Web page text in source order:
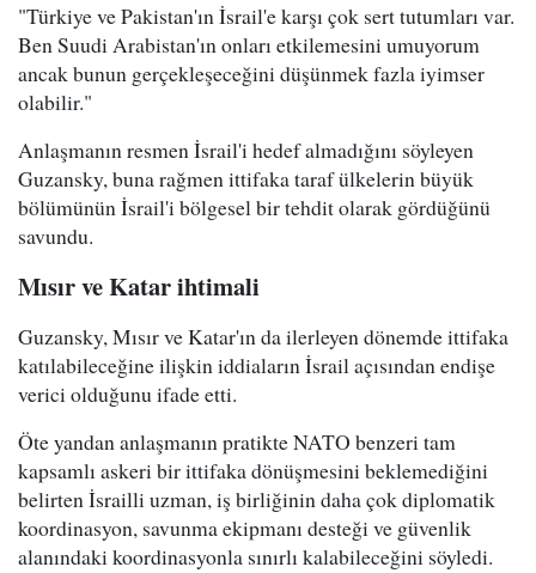
"Türkiye ve Pakistan'ın İsrail'e karşı çok sert tutumları var.
Ben Suudi Arabistan'ın onları etkilemesini umuyorum
ancak bunun gerçekleşeceğini düşünmek fazla iyimser
olabilir."
Anlaşmanın resmen İsrail'i hedef almadığını söyleyen
Guzansky, buna rağmen ittifaka taraf ülkelerin büyük
bölümünün İsrail'i bölgesel bir tehdit olarak gördüğünü
savundu.
Mısır ve Katar ihtimali
Guzansky, Mısır ve Katar'ın da ilerleyen dönemde ittifaka
katılabileceğine ilişkin iddiaların İsrail açısından endişe
verici olduğunu ifade etti.
Öte yandan anlaşmanın pratikte NATO benzeri tam
kapsamlı askeri bir ittifaka dönüşmesini beklemediğini
belirten İsrailli uzman, iş birliğinin daha çok diplomatik
koordinasyon, savunma ekipmanı desteği ve güvenlik
alanındaki koordinasyonla sınırlı kalabileceğini söyledi.